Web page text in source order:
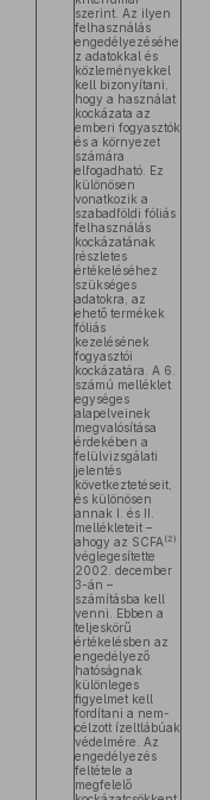
szerint. Az ilyen
felhasználás
engedélyezéséhe
z adatokkal és
közleményekkel
kell bizonyítani,
hogy a használat
kockázata az
emberi fogyasztók
és a környezet
számára
elfogadható. Ez
különösen
vonatkozik a
szabadföldi fóliás
felhasználás
kockázatának
részletes
értékeléséhez
szükséges
adatokra, az
ehető termékek
fóliás
kezelésének
fogyasztói
kockázatára. A 6.
számú melléklet
egységes
alapelveinek
megvalósítása
érdekében a
felülvizsgálati
jelentés
következtetéseit,
és különösen
annak I. és II.
mellékleteit –
ahogy az SCFA (2)
véglegesítette
2002. december
3-án –
számításba kell
venni. Ebben a
teljeskörű
értékelésben az
engedélyező
hatóságnak
különleges
figyelmet kell
fordítani a nem-
célzott ízeltlábúak
védelmére. Az
engedélyezés
feltétele a
megfelelő